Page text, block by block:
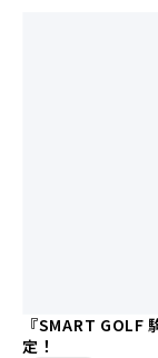
『SMART GOLF
定！